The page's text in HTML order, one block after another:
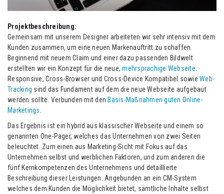
Projektbeschreibung:
Gemeinsam mit unserem Designer arbeiteten wir sehr intensiv mit dem
Kunden zusammen, um eine neuen Markenauftritt zu schaffen.
Beginnend mit neuem Claim und einer dazu passenden Bildwelt
erstellten wir ein Konzept für die neue,mehrsprachige Webseite
Responsive, Cross-Browser und Cross-Device Kompatibel sowie Web-
Tracking sind das Fundament auf dem die neue Webseite aufgebaut
werden sollte. Verbunden mit denBasis-Maßnahmen guten Online-
Marketings
Das Ergebnis ist ein hybrid aus klassischer Webseite und einem so
genannten One-Pager, welches das Unternehmen von zwei Seiten
beleuchtet. Zum einen aus Marketing-Sicht mit Fokus auf das
Unternehmen selbst und werblichen Faktoren, und zum anderen die
fünf Kernkompetenzen des Unternehmens und detaillierte
Beschreibung dieser Leistungen. Angebunden an ein CM-System
welches dem Kunden die Möglichkeit bietet, sämtliche Inhalte selbst